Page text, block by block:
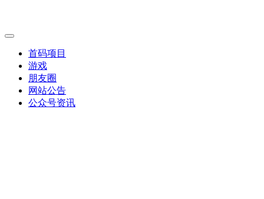
首码项目
游戏
朋友圈
网站公告
公众号资讯